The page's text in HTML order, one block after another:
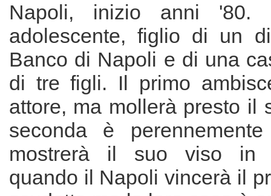
Napoli, inizio anni
adolescente, figlio di un
Banco di Napoli e di una
di tre figli. Il primo
attore, ma mollerà presto il
seconda è
mostrerà il suo viso in
quando il Napoli vincerà il